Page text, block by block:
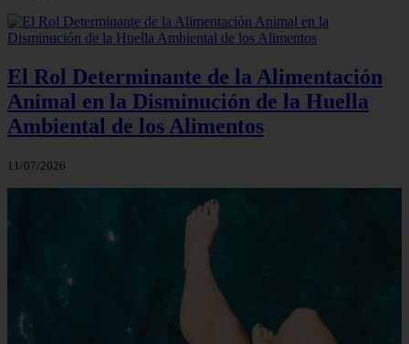
El Rol Determinante de la Alimentación
Animal en la Disminución de la Huella
Ambiental de los Alimentos
11/07/2026